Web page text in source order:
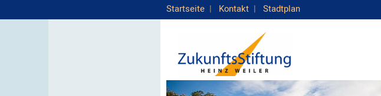
Startseite | Kontakt | Stadtplan